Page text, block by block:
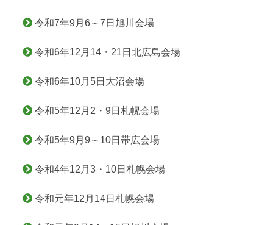
令和7年9月6～7日旭川会場
令和6年12月14・21日北広島会場
令和6年10月5日大沼会場
令和5年12月2・9日札幌会場
令和5年9月9～10日帯広会場
令和4年12月3・10日札幌会場
令和元年12月14日札幌会場